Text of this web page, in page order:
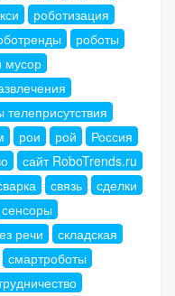
роботизация
роботы
мусор
телеприсутствия
рои рой
Россия
сайт RoboTrends.ru
связь
сделки
сенсоры
речи
складская
смартроботы